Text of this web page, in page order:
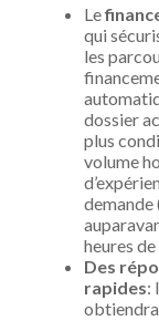
Le
qui
les
dossier
plus
volume
heures
Des
rapides: